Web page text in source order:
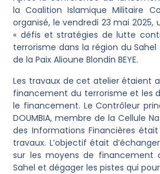
la Coalition Islamique Militaire
organisé, le vendredi 23 mai
« défis et stratégies de lutte
terrorisme dans la région du Sahel
de la Paix Alioune Blondin BEYE.
Les travaux de cet atelier étaient
financement du terrorisme et les
le financement. Le Contrôleur
DOUMBIA, membre de la Cellule
des Informations Financières
travaux. L’objectif était
sur les moyens de financement
Sahel et dégager les pistes qui